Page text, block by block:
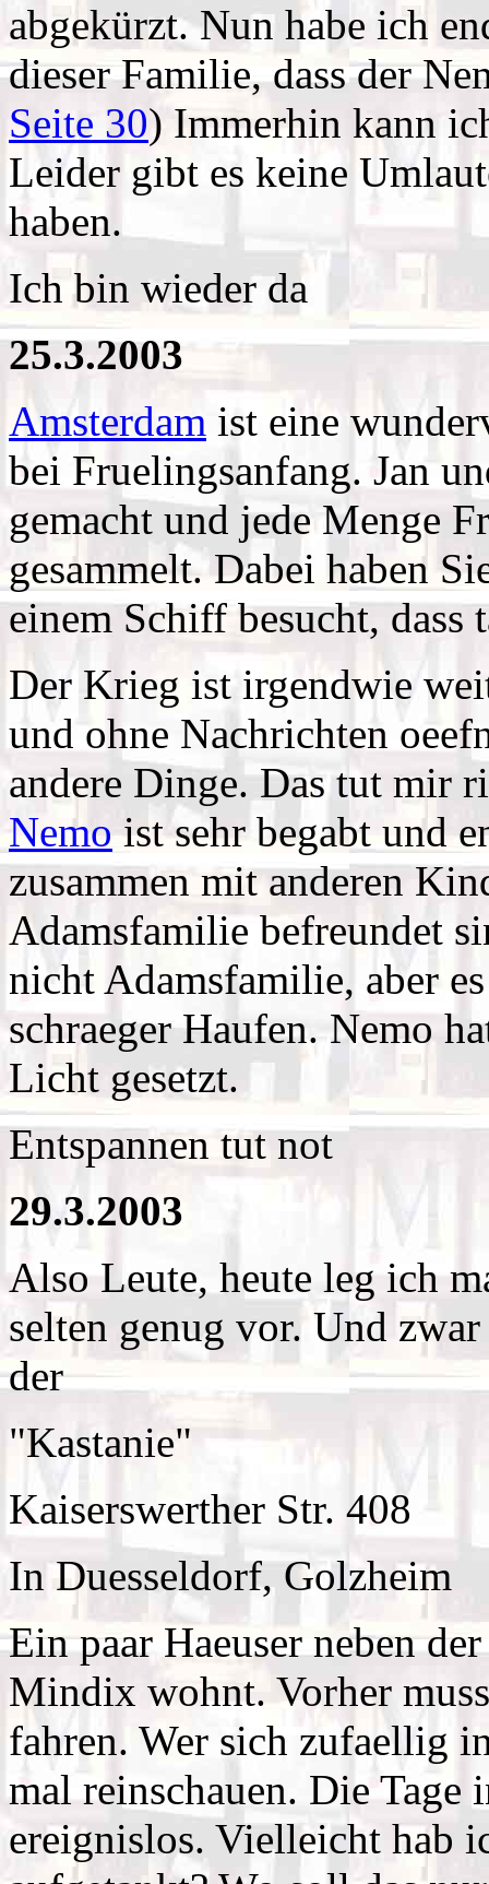
abgekürzt. Nun habe ich
dieser Familie, dass der
Seite 30) Immerhin kann
Leider gibt es keine
haben.
Ich bin wieder da
25.3.2003
Amsterdam ist eine
bei Fruelingsanfang. Jan
gemacht und jede Menge
gesammelt. Dabei haben
einem Schiff besucht, dass
Der Krieg ist irgendwie
und ohne Nachrichten
andere Dinge. Das tut mir
Nemoist sehr begabt und
zusammen mit anderen
Adamsfamilie befreundet
nicht Adamsfamilie, aber
schraeger Haufen. Nemo
Licht gesetzt.
Entspannen tut not
29.3.2003
Also Leute, heute leg ich
selten genug vor. Und
der
"Kastanie"
Kaiserswerther Str. 408
In Duesseldorf, Golzheim
Ein paar Haeuser neben
Mindix wohnt. Vorher
fahren. Wer sich zufaellig
mal reinschauen. Die Tage
ereignislos. Vielleicht hab